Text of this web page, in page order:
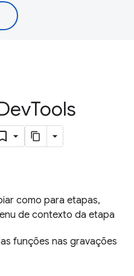
Tools
como para etapas,
de contexto da etapa
funções nas gravações